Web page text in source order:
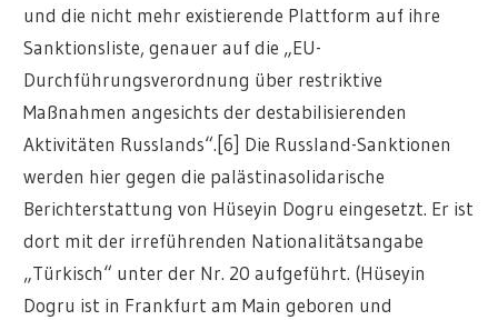
und die nicht mehr existierende Plattform auf ihre
Sanktionsliste, genauer auf die „EU-
Durchführungsverordnung über restriktive
Maßnahmen angesichts der destabilisierenden
Aktivitäten Russlands“.[6] Die Russland-Sanktionen
werden hier gegen die palästinasolidarische
Berichterstattung von Hüseyin Dogru eingesetzt. Er ist
dort mit der irreführenden Nationalitätsangabe
„Türkisch“ unter der Nr. 20 aufgeführt. (Hüseyin
Dogru ist in Frankfurt am Main geboren und